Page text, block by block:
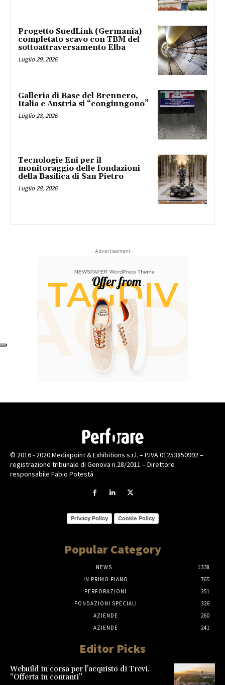
Progetto SuedLink (Germania)
completato scavo con TBM del
sottoattraversamento Elba
Luglio 29, 2026
Galleria di Base del Brennero,
Italia e Austria si “congiungono”
Luglio 28, 2026
Tecnologie Eni per il
monitoraggio delle fondazioni
della Basilica di San Pietro
Luglio 28, 2026
- Advertisement -
© 2016 - 2020 Mediapoint & Exhibitions s.r.l. – P.IVA 01253850992 –
registrazione tribunale di Genova n.28/2011 – Direttore
responsabile Fabio Potestà
Privacy Policy Cookie Policy
Popular Category
NEWS
1338
IN PRIMO PIANO
765
PERFORAZIONI
351
FONDAZIONI SPECIALI
326
AZIENDE
260
AZIENDE
241
Editor Picks
Webuild in corsa per l’acquisto di Trevi.
“Offerta in contanti”